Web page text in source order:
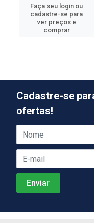
Faça seu login ou
cadastre-se para
ver preços e
comprar
Cadastre-se
ofertas!